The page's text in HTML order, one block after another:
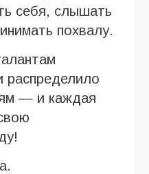
себя, слышать
похвалу.
распределило
— и каждая